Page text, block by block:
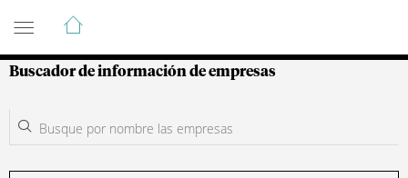
Guía de Empresas Colombianas
Buscador de información de empresas